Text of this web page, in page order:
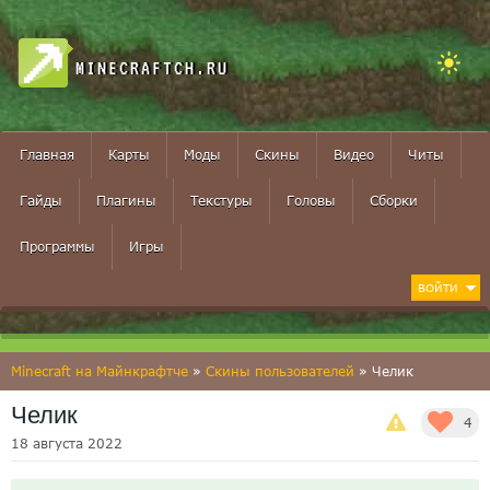
MINECRAFTCH.RU
Главная Карты Моды Скины Видео Читы
Гайды Плагины Текстуры Головы Сборки
Программы Игры
ВОЙТИ
Minecraft на Майнкрафтче » Скины пользователей » Челик
4
Челик
18 августа 2022